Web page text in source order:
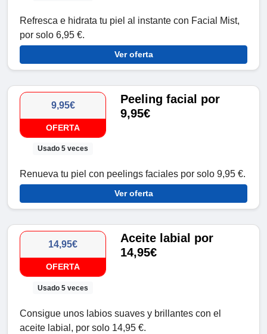
Refresca e hidrata tu piel al instante con Facial Mist,
por solo 6,95 €.
Ver oferta
9,95€
OFERTA
Usado 5 veces
Peeling facial por
9,95€
Renueva tu piel con peelings faciales por solo 9,95 €.
Ver oferta
14,95€
OFERTA
Usado 5 veces
Aceite labial por
14,95€
Consigue unos labios suaves y brillantes con el
aceite labial, por solo 14,95 €.